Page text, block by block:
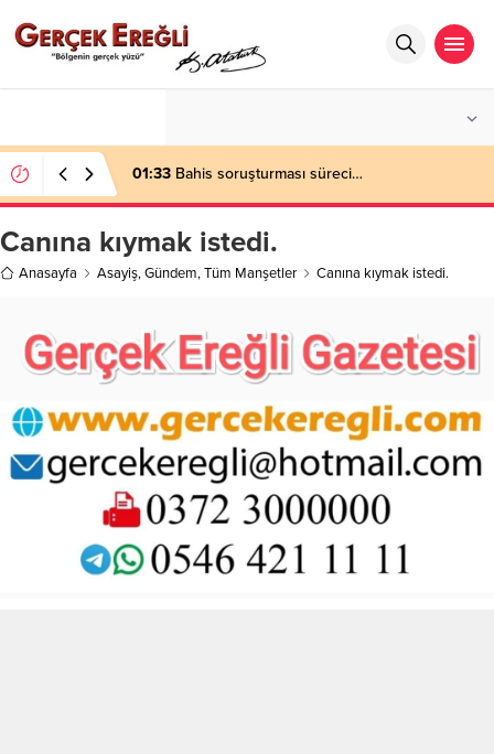
01:33 Bahis soruşturması süreci…
Canına kıymak istedi.
Anasayfa Asayiş,Gündem,Tüm Manşetler Canına kıymak istedi.